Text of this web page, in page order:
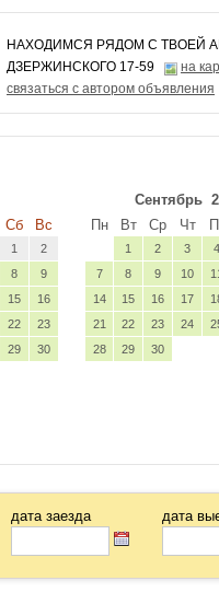
НАХОДИМСЯ РЯДОМ С ТВОЕЙ
ДЗЕРЖИНСКОГО 17-59
на
связаться с автором объявления
Сб Вс
1
2
8
9
15
16
22
23
29
30
Сентябрь
Пн
Вт Ср Чт
1 2 3 4
7
8 9 10
14
15 16 17
21
22 23 24
28
29 30
дата заезда дата